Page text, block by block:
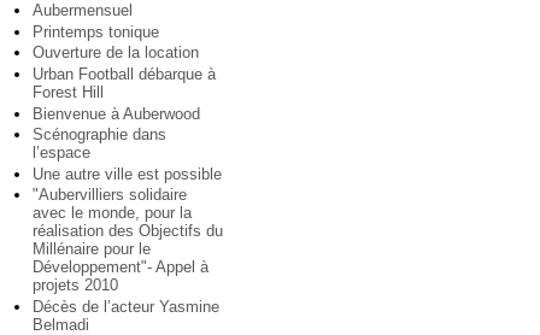
Aubermensuel
Printemps tonique
Ouverture de la location
Urban Football débarque à
Forest Hill
Bienvenue à Auberwood
Scénographie dans
l’espace
Une autre ville est possible
"Aubervilliers solidaire
avec le monde, pour la
réalisation des Objectifs du
Millénaire pour le
Développement"- Appel à
projets 2010
Décès de l’acteur Yasmine
Belmadi